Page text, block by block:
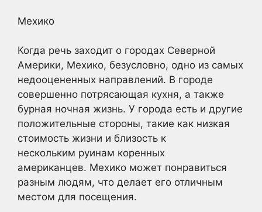
Мехико
Когда речь заходит о городах Северной
Америки, Мехико, безусловно, одно из самых
недооцененных направлений. В городе
совершенно потрясающая кухня, а также
бурная ночная жизнь. У города есть и другие
положительные стороны, такие как низкая
стоимость жизни и близость к
нескольким руинам коренных
американцев. Мехико может понравиться
разным людям, что делает его отличным
местом для посещения.